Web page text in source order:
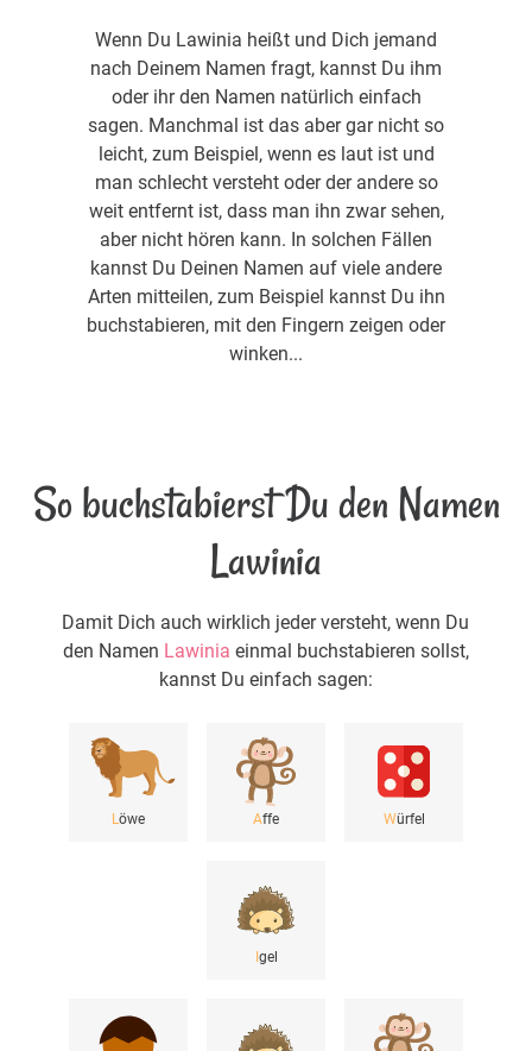
Wenn Du Lawinia heißt und Dich jemand
nach Deinem Namen fragt, kannst Du ihm
oder ihr den Namen natürlich einfach
sagen. Manchmal ist das aber gar nicht so
leicht, zum Beispiel, wenn es laut ist und
man schlecht versteht oder der andere so
weit entfernt ist, dass man ihn zwar sehen,
aber nicht hören kann. In solchen Fällen
kannst Du Deinen Namen auf viele andere
Arten mitteilen, zum Beispiel kannst Du ihn
buchstabieren, mit den Fingern zeigen oder
winken...
So buchstabierst Du den Namen
Lawinia
Damit Dich auch wirklich jeder versteht, wenn Du
den Namen Lawinia einmal buchstabieren sollst,
kannst Du einfach sagen:
Löwe Affe Würfel
gel